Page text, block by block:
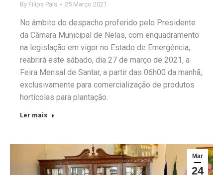
By Filipa Pais 25 Março 2021
No âmbito do despacho proferido pelo Presidente
da Câmara Municipal de Nelas, com enquadramento
na legislação em vigor no Estado de Emergência,
reabrirá este sábado, dia 27 de março de 2021, a
Feira Mensal de Santar, a partir das 06h00 da manhã,
exclusivamente para comercialização de produtos
hortícolas para plantação.
Ler mais
Mar
24